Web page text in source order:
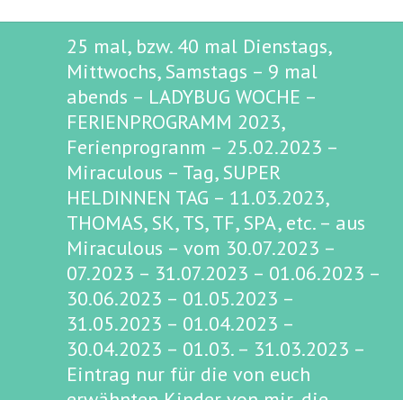
25 mal, bzw. 40 mal Dienstags,
Mittwochs, Samstags – 9 mal
abends – LADYBUG WOCHE –
FERIENPROGRAMM 2023,
Ferienprogranm – 25.02.2023 –
Miraculous – Tag, SUPER
HELDINNEN TAG – 11.03.2023,
THOMAS, SK, TS, TF, SPA, etc. – aus
Miraculous – vom 30.07.2023 –
07.2023 – 31.07.2023 – 01.06.2023 –
30.06.2023 – 01.05.2023 –
31.05.2023 – 01.04.2023 –
30.04.2023 – 01.03. – 31.03.2023 –
Eintrag nur für die von euch